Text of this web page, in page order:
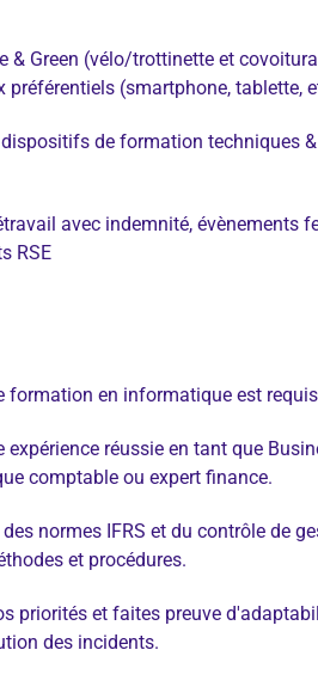
Green (vélo/trottinette et
(smartphone, tablette,
dispositifs de formation techniques
avec indemnité,
RSE
formation en informatique est
expérience réussie en tant que
comptable ou expert finance.
normes IFRS et du contrôle de
et procédures.
priorités et faites preuve
des incidents.